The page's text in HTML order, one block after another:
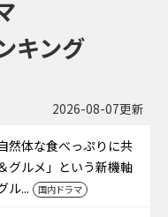
キング
2026-08-07更新
然体な食べっぷりに共
グルメ」という新機軸
ル...
国内ドラマ